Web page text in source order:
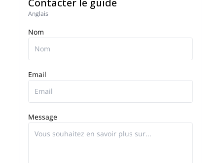
Contacter le guide
Anglais
Nom
Email
Message